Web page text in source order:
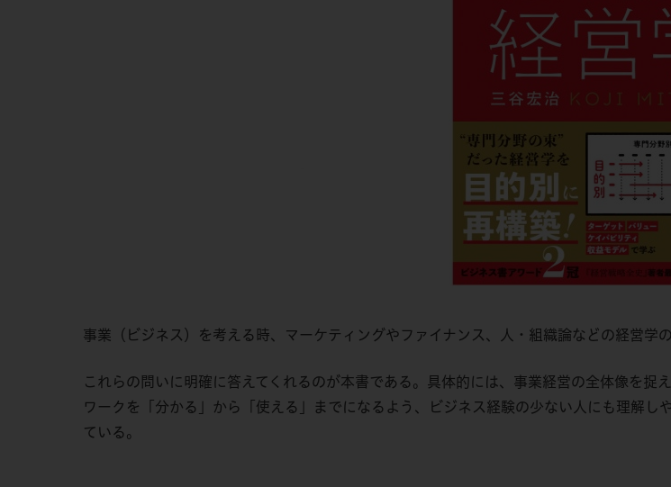
事業（ビジネス）を考える時、マーケティングやファイナンス、人・組織論などの経営学
これらの問いに明確に答えてくれるのが本書である。具体的には、事業経営の全体像を捉
ワークを「分かる」から「使える」までになるよう、ビジネス経験の少ない人にも理解
ている。